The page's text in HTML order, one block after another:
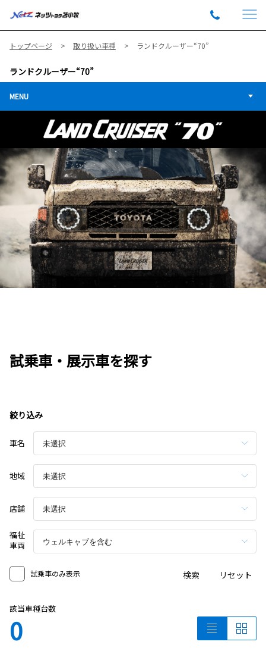
トップページ 取り扱い車種 ランドクルーザー“70”
ランドクルーザー“70”
MENU
試乗車・展示車を探す
絞り込み
車名
地域
店舗
福祉
車両
試乗車のみ表示 検索 リセット
該当車種台数
0